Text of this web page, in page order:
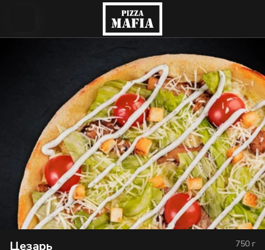
Цезарь 750 г